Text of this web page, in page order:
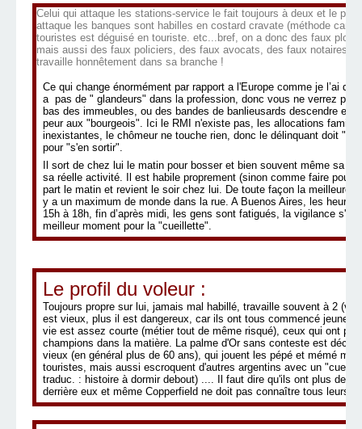
Celui qui attaque les stations-service le fait toujours à deux et le
attaque les banques sont habilles en costard cravate (méthode
touristes est déguisé en touriste. etc...bref, on a donc des faux
mais aussi des faux policiers, des faux avocats, des faux notaires
travaille honnêtement dans sa branche !
Ce qui change énormément par rapport a l'Europe comme je l’ai dit
a pas de " glandeurs" dans la profession, donc vous ne verrez pas
bas des immeubles, ou des bandes de banlieusards descendre en
peur aux "bourgeois". Ici le RMI n'existe pas, les allocations
inexistantes, le chômeur ne touche rien, donc le délinquant doit
pour "s'en sortir".
Il sort de chez lui le matin pour bosser et bien souvent même sa
sa réelle activité. Il est habile proprement (sinon comme faire pour
part le matin et revient le soir chez lui. De toute façon la meilleure
y a un maximum de monde dans la rue. A Buenos Aires, les
15h à 18h, fin d’après midi, les gens sont fatigués, la vigilance
meilleur moment pour la "cueillette".
Le profil du voleur :
Toujours propre sur lui, jamais mal habillé, travaille souvent à 2
est vieux, plus il est dangereux, car ils ont tous commencé jeunes
vie est assez courte (métier tout de même risqué), ceux qui ont
champions dans la matière. La palme d'Or sans conteste est
vieux (en général plus de 60 ans), qui jouent les pépé et mémé
touristes, mais aussi escroquent d'autres argentins avec un
traduc. : histoire à dormir debout) .... Il faut dire qu'ils ont plus de
derrière eux et même Copperfield ne doit pas connaître tous leurs